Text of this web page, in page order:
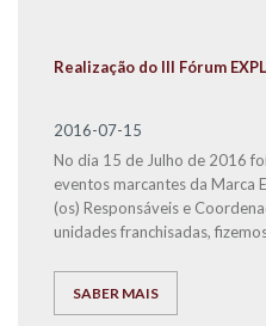
Realização do III Fórum
2016-07-15
No dia 15 de Julho de 2016
eventos marcantes da Marca
(os) Responsáveis e
unidades franchisadas,
premissas fundamentais, para
SABER MAIS